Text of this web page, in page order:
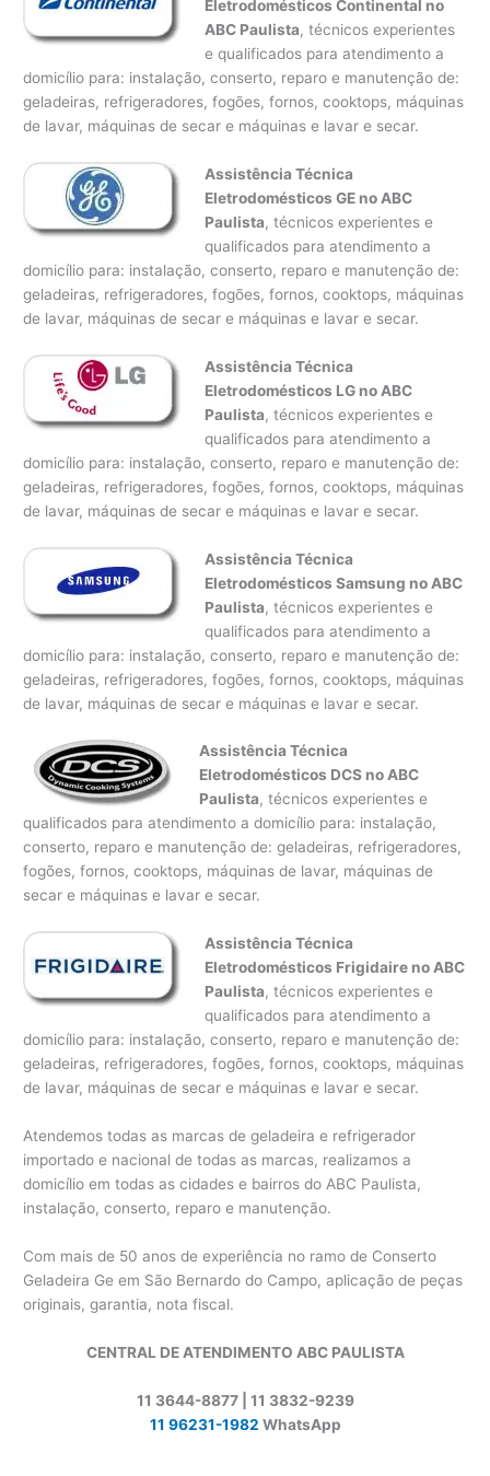
Eletrodomésticos Continental no
ABC Paulista, técnicos experientes
e qualificados para atendimento a
domicílio para: instalação, conserto, reparo e manutenção de:
geladeiras, refrigeradores, fogões, fornos, cooktops, máquinas
de lavar, máquinas de secar e máquinas e lavar e secar.
Assistência Técnica
Eletrodomésticos GE no ABC
Paulista, técnicos experientes e
qualificados para atendimento a
domicílio para: instalação, conserto, reparo e manutenção de:
geladeiras, refrigeradores, fogões, fornos, cooktops, máquinas
de lavar, máquinas de secar e máquinas e lavar e secar.
Assistência Técnica
Eletrodomésticos LG no ABC
Paulista, técnicos experientes e
qualificados para atendimento a
domicílio para: instalação, conserto, reparo e manutenção de:
geladeiras, refrigeradores, fogões, fornos, cooktops, máquinas
de lavar, máquinas de secar e máquinas e lavar e secar.
Assistência Técnica
Eletrodomésticos Samsung no ABC
Paulista, técnicos experientes e
qualificados para atendimento a
domicílio para: instalação, conserto, reparo e manutenção de:
geladeiras, refrigeradores, fogões, fornos, cooktops, máquinas
de lavar, máquinas de secar e máquinas e lavar e secar.
Assistência Técnica
Eletrodomésticos DCS no ABC
Paulista, técnicos experientes e
qualificados para atendimento a domicílio para: instalação,
conserto, reparo e manutenção de: geladeiras, refrigeradores,
fogões, fornos, cooktops, máquinas de lavar, máquinas de
secar e máquinas e lavar e secar.
Assistência Técnica
Eletrodomésticos Frigidaire no ABC
Paulista, técnicos experientes e
qualificados para atendimento a
domicílio para: instalação, conserto, reparo e manutenção de:
geladeiras, refrigeradores, fogões, fornos, cooktops, máquinas
de lavar, máquinas de secar e máquinas e lavar e secar.
Atendemos todas as marcas de geladeira e refrigerador
importado e nacional de todas as marcas, realizamos a
domicílio em todas as cidades e bairros do ABC Paulista,
instalação, conserto, reparo e manutenção.
Com mais de 50 anos de experiência no ramo de Conserto
Geladeira Ge em São Bernardo do Campo, aplicação de peças
originais, garantia, nota fiscal.
CENTRAL DE ATENDIMENTO ABC PAULISTA
11 3644-8877 | 11 3832-9239
11 96231-1982 WhatsApp